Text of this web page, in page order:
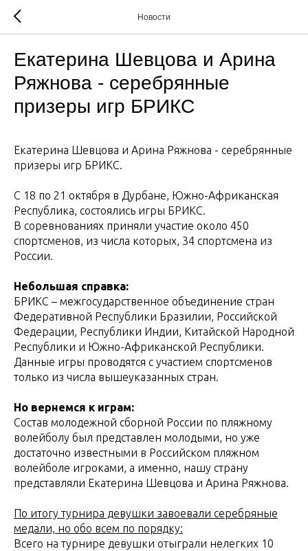
Новости
Екатерина Шевцова и Арина
Ряжнова - серебрянные
призеры игр БРИКС
Екатерина Шевцова и Арина Ряжнова - серебрянные
призеры игр БРИКС.
С 18 по 21 октября в Дурбане, Южно-Африканская
Республика, состоялись игры БРИКС.
В соревнованиях приняли участие около 450
спортсменов, из числа которых, 34 спортсмена из
России.
Небольшая справка:
БРИКС – межгосударственное объединение стран
Федеративной Республики Бразилии, Российской
Федерации, Республики Индии, Китайской Народной
Республики и Южно-Африканской Республики.
Данные игры проводятся с участием спортсменов
только из числа вышеуказанных стран.
Но вернемся к играм:
Состав молодежной сборной России по пляжному
волейболу был представлен молодыми, но уже
достаточно известными в Российском пляжном
волейболе игроками, а именно, нашу страну
представляли Екатерина Шевцова и Арина Ряжнова.
По итогу турнира девушки завоевали серебряные
медали, но обо всем по порядку:
Всего на турнире девушки отыграли нелегких 10